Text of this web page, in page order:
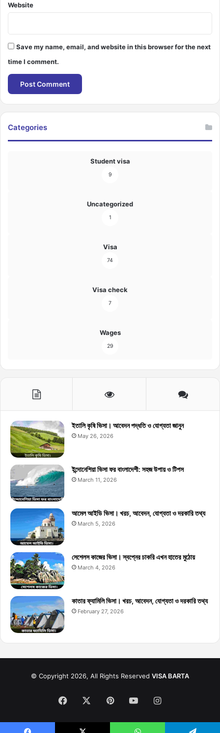
Website
Save my name, email, and website in this browser for the next
time I comment.
Categories
Student visa
9
Uncategorized
1
Visa
74
Visa check
7
Wages
29
ইতালি কৃষি ভিসা। আবেদন পদ্ধতি ও যোগ্যতা জানুন
May 26, 2026
ইন্দোনেশিয়া ভিসা ফর বাংলাদেশী: সহজ উপায় ও টিপস
March 11, 2026
আমেল আইডি ভিসা। খরচ, আবেদন, যোগ্যতা ও দরকারি তথ্য
March 5, 2026
সেশেলস কাজের ভিসা। স্বপ্নের চাকরি এখন হাতের মুঠোয়
March 4, 2026
কাতার ফ্যামিলি ভিসা। খরচ, আবেদন, যোগ্যতা ও দরকারি তথ্য
February 27, 2026
© Copyright 2026, All Rights Reserved VISA BARTA
Facebook PinterestYouTubeInstagram